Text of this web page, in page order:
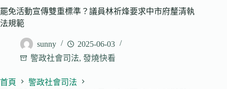
罷免活動宣傳雙重標準？議員林祈烽要求中市府釐清執
法規範
sunny
2025-06-03
警政社會司法, 發燒快看
首頁
警政社會司法